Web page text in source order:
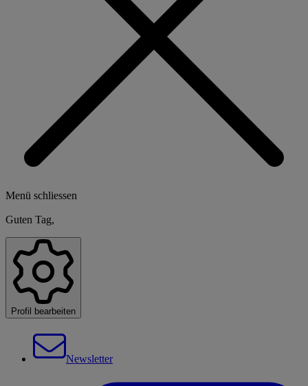
Menü schliessen
Guten Tag,
Profil bearbeiten
Newsletter